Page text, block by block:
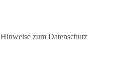
Hinweise zum Datenschutz